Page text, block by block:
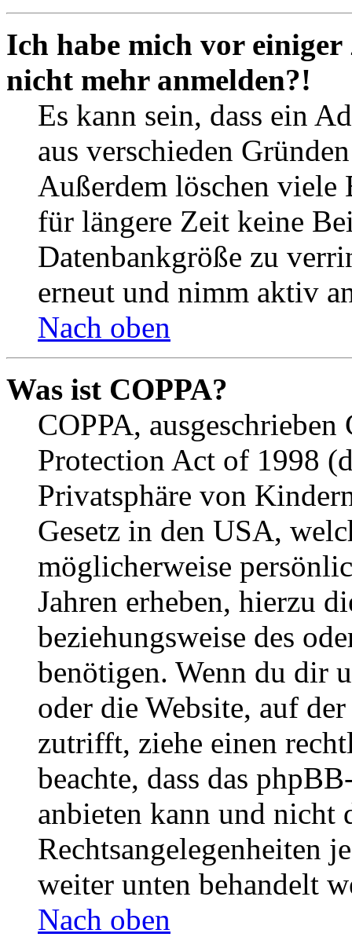
Ich habe mich vor
nicht mehr anmelden?!
Es kann sein, dass ein
aus verschieden
Außerdem löschen viele
für längere Zeit keine
Datenbankgröße zu
erneut und nimm aktiv
Nach oben
Was ist COPPA?
COPPA,
Protection Act of 1998
Privatsphäre von
Gesetz in den USA,
möglicherweise
Jahren erheben, hierzu
beziehungsweise des
benötigen. Wenn du dir
oder die Website, auf
zutrifft, ziehe einen
beachte, dass das
anbieten kann und nicht
Rechtsangelegenheiten
weiter unten behandelt
Nach oben